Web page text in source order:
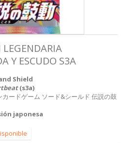
LEGENDARIA
Y ESCUDO S3A
Shield
(s3a)
ードゲーム ソード&シールド 伝説の鼓
japonesa